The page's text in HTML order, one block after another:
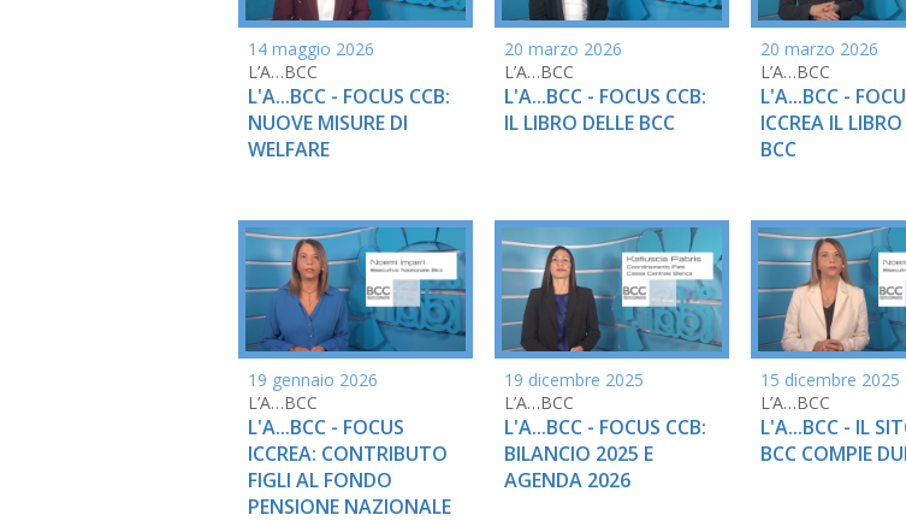
14 maggio 2026
L’A…BCC
L'A...BCC - FOCUS CCB:
NUOVE MISURE DI
WELFARE
20 marzo 2026
L’A…BCC
L'A...BCC - FOCUS CCB:
IL LIBRO DELLE BCC
20 marzo 2026
L’A…BCC
L'A...BCC -
ICCREA IL LIBRO
BCC
19 gennaio 2026
L’A…BCC
L'A...BCC - FOCUS
ICCREA: CONTRIBUTO
FIGLI AL FONDO
PENSIONE NAZIONALE
19 dicembre 2025
L’A…BCC
L'A...BCC - FOCUS CCB:
BILANCIO 2025 E
AGENDA 2026
15 dicembre 2025
L’A…BCC
L'A...BCC - IL
BCC COMPIE